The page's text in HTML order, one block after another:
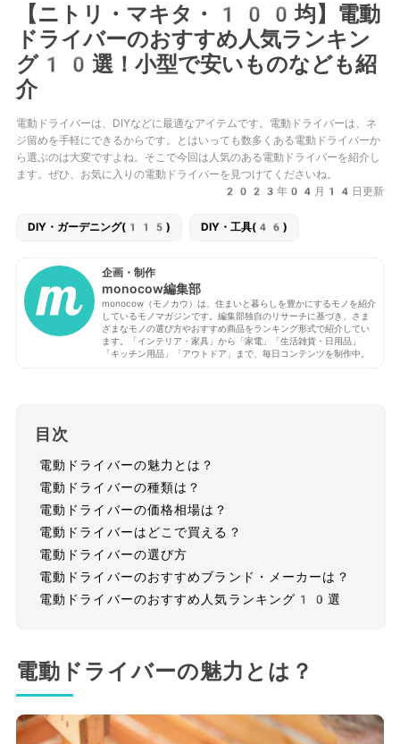
【ニトリ・マキタ・100均】電動
ドライバーのおすすめ人気ランキン
グ10選！小型で安いものなども紹
介
電動ドライバーは、DIYなどに最適なアイテムです。電動ドライバーは、ネ
ジ留めを手軽にできるからです。とはいっても数多くある電動ドライバーか
ら選ぶのは大変ですよね。そこで今回は人気のある電動ドライバーを紹介し
ます。ぜひ、お気に入りの電動ドライバーを見つけてくださいね。
2023年04月14日更新
DIY・ガーデニング(115) DIY・工具(46)
企画・制作
monocow編集部
monocow（モノカウ）は、住まいと暮らしを豊かにするモノを紹介
しているモノマガジンです。編集部独自のリサーチに基づき、さま
ざまなモノの選び方やおすすめ商品をランキング形式で紹介してい
ます。「インテリア・家具」から「家電」「生活雑貨・日用品」
「キッチン用品」「アウトドア」まで、毎日コンテンツを制作中。
目次
電動ドライバーの魅力とは？
電動ドライバーの種類は？
電動ドライバーの価格相場は？
電動ドライバーはどこで買える？
電動ドライバーの選び方
電動ドライバーのおすすめブランド・メーカーは？
電動ドライバーのおすすめ人気ランキング10選
電動ドライバーの魅力とは？